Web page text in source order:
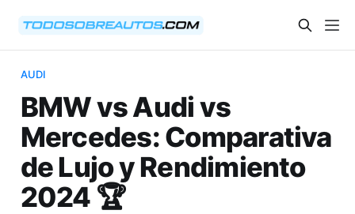
AUDI
BMW vs Audi vs
Mercedes: Comparativa
de Lujo y Rendimiento
2024 🏆